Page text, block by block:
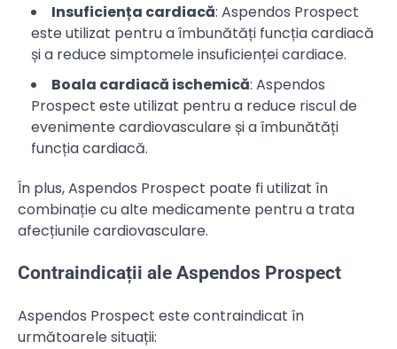
Insuficiența cardiacă: Aspendos Prospect
este utilizat pentru a îmbunătăți funcția cardiacă
și a reduce simptomele insuficienței cardiace.
Boala cardiacă ischemică: Aspendos
Prospect este utilizat pentru a reduce riscul de
evenimente cardiovasculare și a îmbunătăți
funcția cardiacă.
În plus, Aspendos Prospect poate fi utilizat în
combinație cu alte medicamente pentru a trata
afecțiunile cardiovasculare.
Contraindicații ale Aspendos Prospect
Aspendos Prospect este contraindicat în
următoarele situații: